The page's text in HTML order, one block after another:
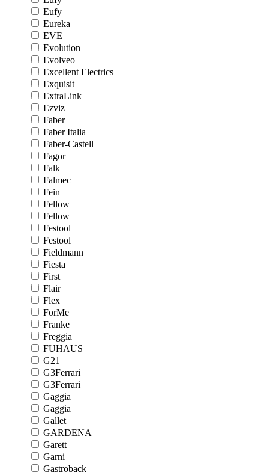
Eufy
Eureka
EVE
Evolution
Evolveo
Excellent Electrics
Exquisit
ExtraLink
Ezviz
Faber
Faber Italia
Faber-Castell
Fagor
Falk
Falmec
Fein
Fellow
Fellow
Festool
Festool
Fieldmann
Fiesta
First
Flair
Flex
ForMe
Franke
Freggia
FUHAUS
G21
G3Ferrari
G3Ferrari
Gaggia
Gaggia
Gallet
GARDENA
Garett
Garni
Gastroback